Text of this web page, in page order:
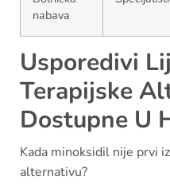
nabava
Usporedivi
Terapijske
Dostupne U
Kada minoksidil nije prvi
alternativu?